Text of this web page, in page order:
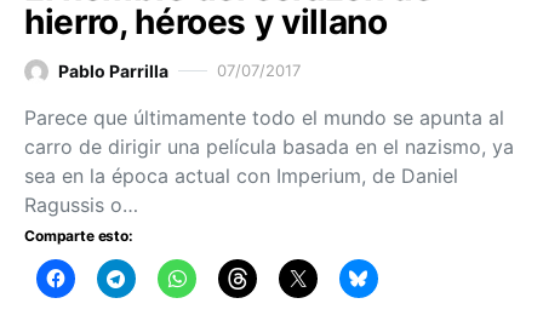
hierro, héroes y villano
Pablo Parrilla 07/07/2017
Parece que últimamente todo el mundo se apunta al
carro de dirigir una película basada en el nazismo, ya
sea en la época actual con Imperium, de Daniel
Ragussis o…
Comparte esto: